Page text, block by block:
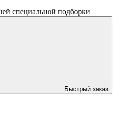
специальной подборки
Быстрый заказ